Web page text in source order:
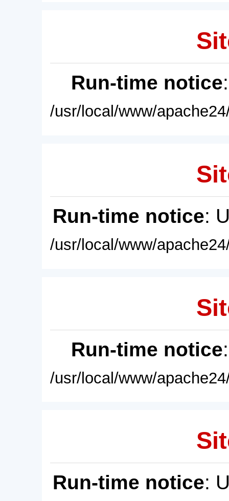
Run-time notice
/usr/local/www/
Run-time notice:
/usr/local/www/
Run-time notice
/usr/local/www/
Run-time notice: